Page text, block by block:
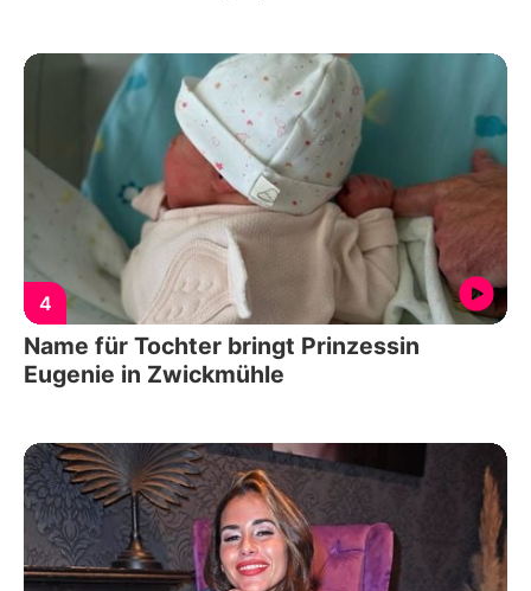
4
Name für Tochter bringt Prinzessin
Eugenie in Zwickmühle